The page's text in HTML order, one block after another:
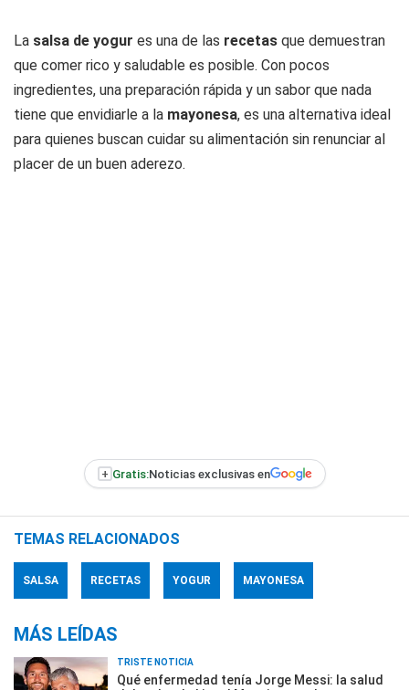
La salsa de yogur es una de las recetas que demuestran
que comer rico y saludable es posible. Con pocos
ingredientes, una preparación rápida y un sabor que nada
tiene que envidiarle a la mayonesa, es una alternativa ideal
para quienes buscan cuidar su alimentación sin renunciar al
placer de un buen aderezo.
+ Gratis:Noticias exclusivas en
TEMAS RELACIONADOS
SALSA RECETAS YOGUR MAYONESA
MÁS LEÍDAS
TRISTE NOTICIA
Qué enfermedad tenía Jorge Messi: la salud